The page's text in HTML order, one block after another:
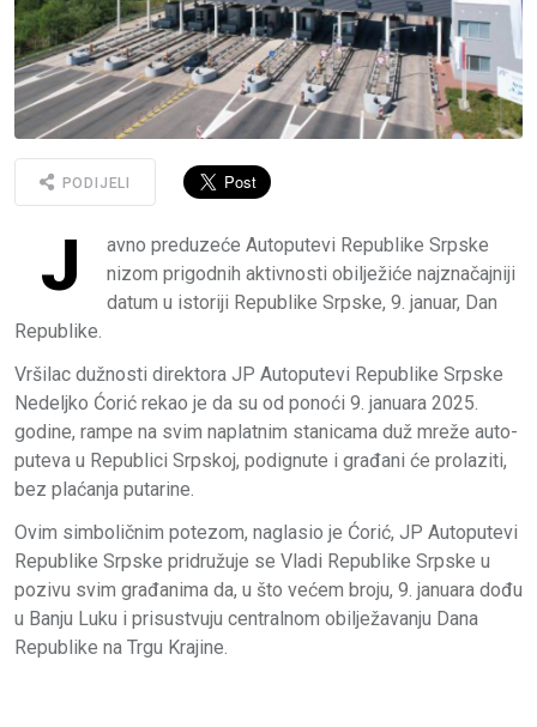
PODIJELI
Ј
avno preduzeće Autoputevi Republike Srpske
nizom prigodnih aktivnosti obilježiće najznačajniji
datum u istoriji Republike Srpske, 9. januar, Dan
Republike.
Vršilac dužnosti direktora ЈP Autoputevi Republike Srpske
Nedeljko Ćorić rekao je da su od ponoći 9. januara 2025.
godine, rampe na svim naplatnim stanicama duž mreže auto-
puteva u Republici Srpskoj, podignute i građani će prolaziti,
bez plaćanja putarine.
Ovim simboličnim potezom, naglasio je Ćorić, ЈP Autoputevi
Republike Srpske pridružuje se Vladi Republike Srpske u
pozivu svim građanima da, u što većem broju, 9. januara dođu
u Banju Luku i prisustvuju centralnom obilježavanju Dana
Republike na Trgu Krajine.